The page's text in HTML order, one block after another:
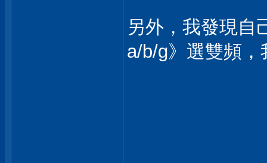
另外，我發現自
a/b/g》選雙頻